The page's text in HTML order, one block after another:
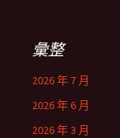
彙整
2026 年 7 月
2026 年 6 月
2026 年 3 月